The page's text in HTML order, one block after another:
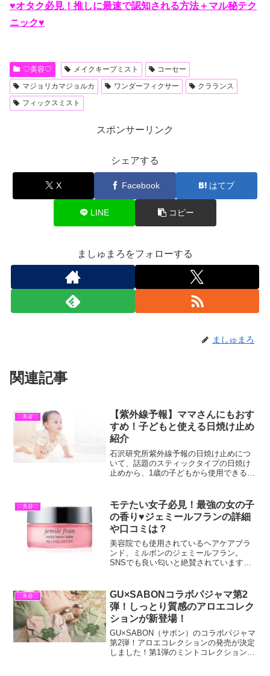
♥オタク必見！推しに最速で認知される方法＋マル秘テク
ニック♥
♡美容♡ メイクキープミスト
コーセー
マジョリカマジョルカ
ワンダーフィクサー
クラランス
フィックスミスト
スポンサーリンク
シェアする
X Facebook はてブ
LINE コピー
ましゅまろをフォローする
ましゅまろ
関連記事
♡美容♡
【紫外線予報】ママさんにもおす
すめ！子どもと使える日焼け止め
紹介
石沢研究所紫外線予報の日焼け止めにつ
いて、話題のスティックタイプの日焼け
止めから、1歳の子どもから使用できる日
の良い日焼け止めを探している方も、ぜ
ひ参考にしてみて下さい。
♡美容♡
モテたい女子必見！最強の女の子
の香り♥ジェミールフランの詳細
や口コミは？
美容院でも使用されているヘアケアブラ
ンド、ミルボンのジェミールフラン。
SNSでも良い匂いと絶賛されています。
バターバームが人気ですが、シャンプー
やトリートメントも評判が良いです。ジ
ェミールフランについて詳細や口コミを
紹介しますので、良い香りのヘアケアア
イテムを探している方は必見です。
♡美容♡
GU×SABONコラボパジャマ第2
弾！しっとり質感のアロエコレク
ションが新登場！
GU×SABON（サボン）のコラボパジャマ
第2弾！アロエコレクションの発売が決定
しました！第1弾のミントコレクションは